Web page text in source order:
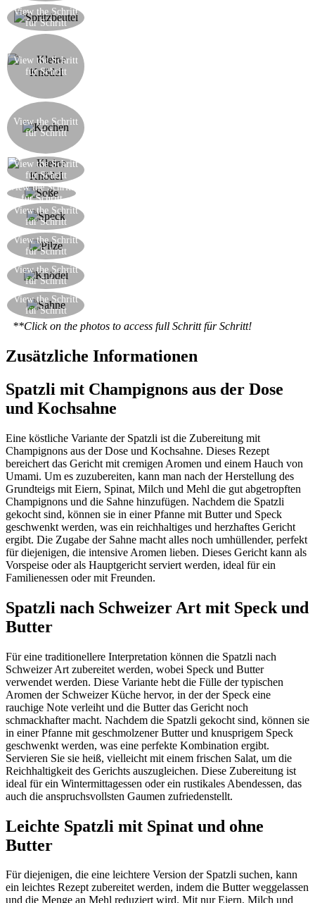
View the Schritt
für Schritt
View the Schritt
für Schritt
View the Schritt
für Schritt
View the Schritt
für Schritt
View the Schritt
für Schritt
View the Schritt
für Schritt
View the Schritt
für Schritt
View the Schritt
für Schritt
View the Schritt
für Schritt
**Click on the photos to access full Schritt für Schritt!
Zusätzliche Informationen
Spatzli mit Champignons aus der Dose
und Kochsahne
Eine köstliche Variante der Spatzli ist die Zubereitung mit
Champignons aus der Dose und Kochsahne. Dieses Rezept
bereichert das Gericht mit cremigen Aromen und einem Hauch von
Umami. Um es zuzubereiten, kann man nach der Herstellung des
Grundteigs mit Eiern, Spinat, Milch und Mehl die gut abgetropften
Champignons und die Sahne hinzufügen. Nachdem die Spatzli
gekocht sind, können sie in einer Pfanne mit Butter und Speck
geschwenkt werden, was ein reichhaltiges und herzhaftes Gericht
ergibt. Die Zugabe der Sahne macht alles noch umhüllender, perfekt
für diejenigen, die intensive Aromen lieben. Dieses Gericht kann als
Vorspeise oder als Hauptgericht serviert werden, ideal für ein
Familienessen oder mit Freunden.
Spatzli nach Schweizer Art mit Speck und
Butter
Für eine traditionellere Interpretation können die Spatzli nach
Schweizer Art zubereitet werden, wobei Speck und Butter
verwendet werden. Diese Variante hebt die Fülle der typischen
Aromen der Schweizer Küche hervor, in der der Speck eine
rauchige Note verleiht und die Butter das Gericht noch
schmackhafter macht. Nachdem die Spatzli gekocht sind, können sie
in einer Pfanne mit geschmolzener Butter und knusprigem Speck
geschwenkt werden, was eine perfekte Kombination ergibt.
Servieren Sie sie heiß, vielleicht mit einem frischen Salat, um die
Reichhaltigkeit des Gerichts auszugleichen. Diese Zubereitung ist
ideal für ein Wintermittagessen oder ein rustikales Abendessen, das
auch die anspruchsvollsten Gaumen zufriedenstellt.
Leichte Spatzli mit Spinat und ohne
Butter
Für diejenigen, die eine leichtere Version der Spatzli suchen, kann
ein leichtes Rezept zubereitet werden, indem die Butter weggelassen
und die Menge an Mehl reduziert wird. Mit nur Eiern, Milch und